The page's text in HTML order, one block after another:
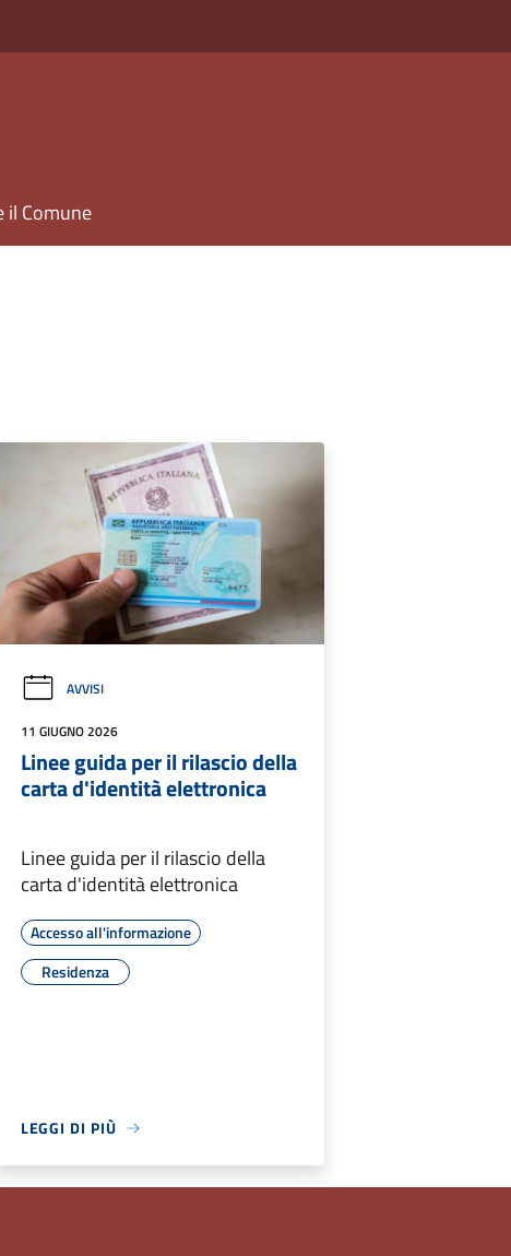
il Comune
AVVISI
11 GIUGNO 2026
Linee guida per il rilascio della
carta d'identità elettronica
Linee guida per il rilascio della
carta d'identità elettronica
Accesso all'informazione
Residenza
LEGGI DI PIÙ